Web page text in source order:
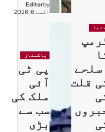
by
Editor
اگست 6, 2026
دنیا
قلت
پاکستان
پی ٹی
آئی
ملک کی
سب سے
بڑی